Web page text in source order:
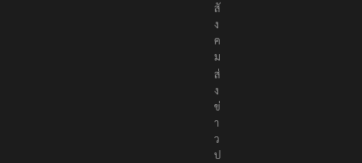
สั
ง
ค
ม
ส่
ง
ข่
า
ว
ป